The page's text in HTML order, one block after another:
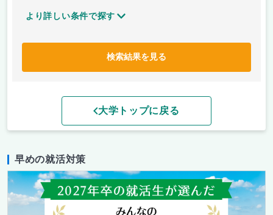
より詳しい条件で探す
検索結果を見る
大学トップに戻る
早めの就活対策